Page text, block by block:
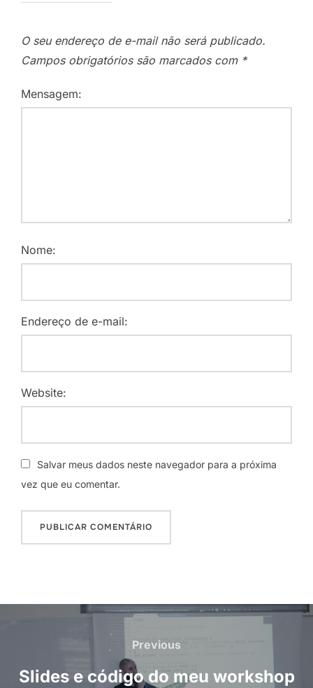
O seu endereço de e-mail não será publicado.
Campos obrigatórios são marcados com *
Mensagem:
Nome:
Endereço de e-mail:
Website:
Salvar meus dados neste navegador para a próxima
vez que eu comentar.
Navegação
Post
Previous
Previous
Slides e código do meu workshop